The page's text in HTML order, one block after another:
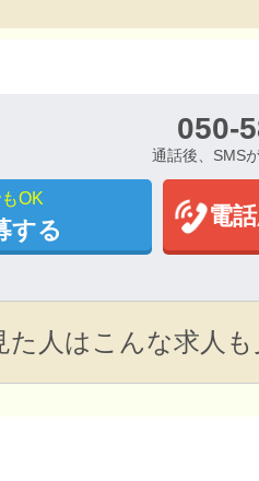
050-
通話後、SMS
OK
する
電
た人はこんな求人